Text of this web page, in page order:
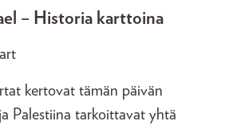
– Historia karttoina
kertovat tämän päivän
Palestiina tarkoittavat yhtä